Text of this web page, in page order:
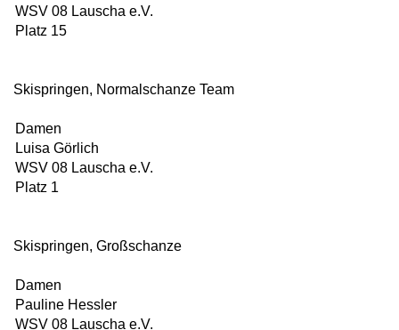
WSV 08 Lauscha e.V.
Platz 15
Skispringen, Normalschanze Team
Damen
Luisa Görlich
WSV 08 Lauscha e.V.
Platz 1
Skispringen, Großschanze
Damen
Pauline Hessler
WSV 08 Lauscha e.V.